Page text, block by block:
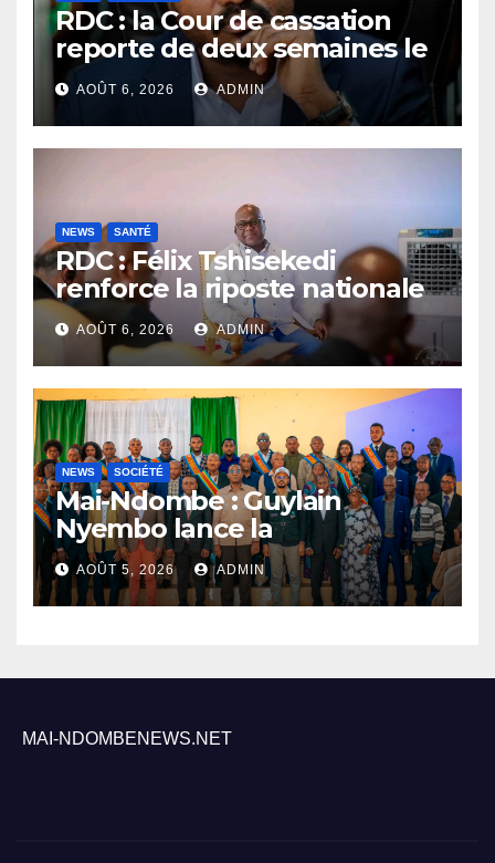
RDC : la Cour de cassation
reporte de deux semaines le
procès Frivao
AOÛT 6, 2026 ADMIN
NEWS SANTÉ
RDC : Félix Tshisekedi
renforce la riposte nationale
contre l’épidémie d’Ebola
AOÛT 6, 2026 ADMIN
NEWS SOCIÉTÉ
Mai-Ndombe : Guylain
Nyembo lance la
sensibilisation au deuxième
recensement général à
Inongo
AOÛT 5, 2026 ADMIN
MAI-NDOMBENEWS.NET